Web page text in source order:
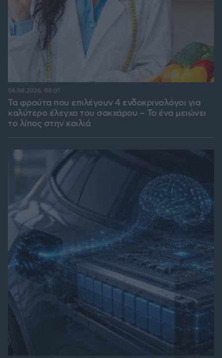
Τα φρούτα που επιλέγουν 4 ενδοκρινολόγοι για
καλύτερο έλεγχο του σακχάρου – Το ένα μειώνει
το λίπος στην κοιλιά
06.08.2026, 08:01